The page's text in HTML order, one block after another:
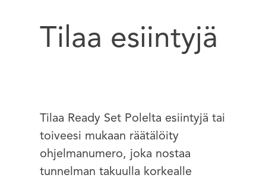
Tilaa esiintyjä
Tilaa Ready Set Polelta esiintyjä tai
toiveesi mukaan räätälöity
ohjelmanumero, joka nostaa
tunnelman takuulla korkealle